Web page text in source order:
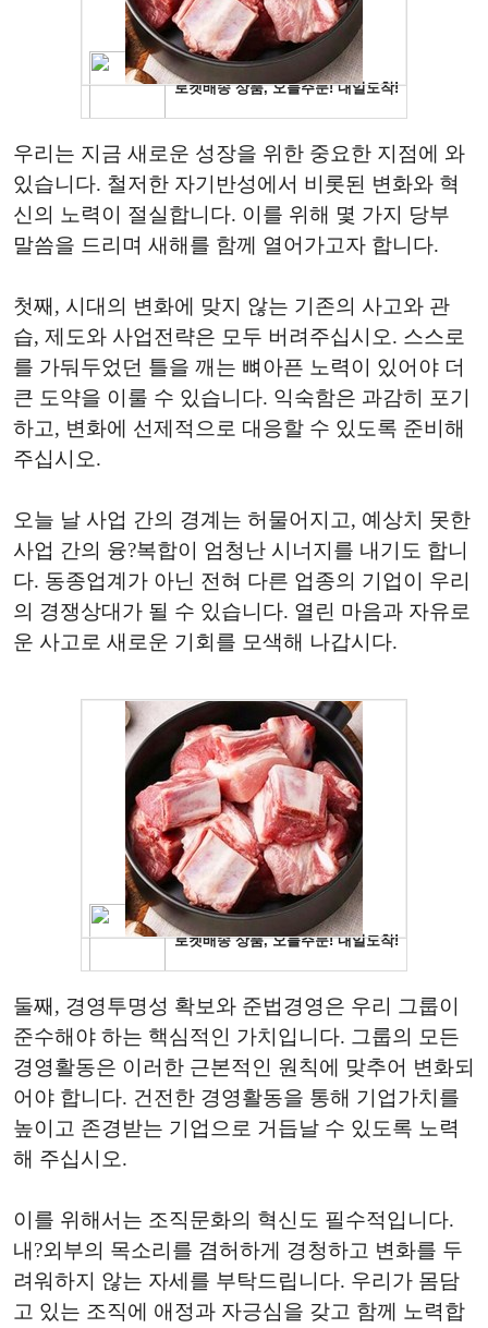
우리는 지금 새로운 성장을 위한 중요한 지점에 와
있습니다. 철저한 자기반성에서 비롯된 변화와 혁
신의 노력이 절실합니다. 이를 위해 몇 가지 당부
말씀을 드리며 새해를 함께 열어가고자 합니다.
첫째, 시대의 변화에 맞지 않는 기존의 사고와 관
습, 제도와 사업전략은 모두 버려주십시오. 스스로
를 가둬두었던 틀을 깨는 뼈아픈 노력이 있어야 더
큰 도약을 이룰 수 있습니다. 익숙함은 과감히 포기
하고, 변화에 선제적으로 대응할 수 있도록 준비해
주십시오.
오늘 날 사업 간의 경계는 허물어지고, 예상치 못한
사업 간의 융?복합이 엄청난 시너지를 내기도 합니
다. 동종업계가 아닌 전혀 다른 업종의 기업이 우리
의 경쟁상대가 될 수 있습니다. 열린 마음과 자유로
운 사고로 새로운 기회를 모색해 나갑시다.
둘째, 경영투명성 확보와 준법경영은 우리 그룹이
준수해야 하는 핵심적인 가치입니다. 그룹의 모든
경영활동은 이러한 근본적인 원칙에 맞추어 변화되
어야 합니다. 건전한 경영활동을 통해 기업가치를
높이고 존경받는 기업으로 거듭날 수 있도록 노력
해 주십시오.
이를 위해서는 조직문화의 혁신도 필수적입니다.
내?외부의 목소리를 겸허하게 경청하고 변화를 두
려워하지 않는 자세를 부탁드립니다. 우리가 몸담
고 있는 조직에 애정과 자긍심을 갖고 함께 노력합